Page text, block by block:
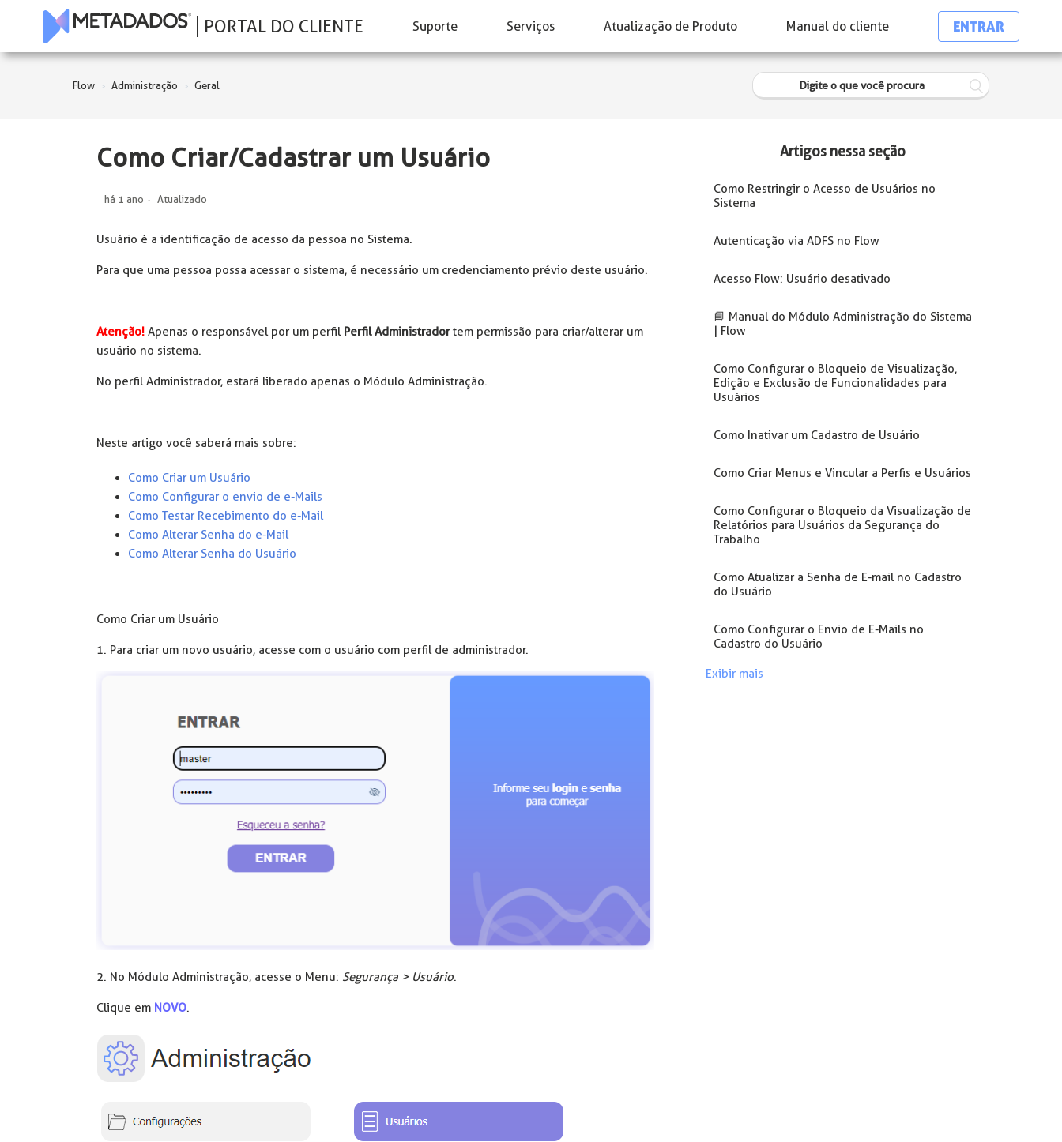
PORTAL DO CLIENTE Suporte Serviços Atualização de Produto Manual do cliente ENTRAR
Flow Administração Geral
Como Criar/Cadastrar um Usuário
há 1 ano Atualizado
Usuário é a identificação de acesso da pessoa no Sistema.
Para que uma pessoa possa acessar o sistema, é necessário um credenciamento prévio deste usuário.
Atenção! Apenas o responsável por um perfil Perfil Administradortem permissão para criar/alterar um
usuário no sistema.
No perfil Administrador, estará liberado apenas o Módulo Administração.
Neste artigo você saberá mais sobre:
Como Criar um Usuário
Como Configurar o envio de e-Mails
Como Testar Recebimento do e-Mail
Como Alterar Senha do e-Mail
Como Alterar Senha do Usuário
Como Criar um Usuário
1. Para criar um novo usuário, acesse com o usuário com perfil de administrador.
2. No Módulo Administração, acesse o Menu: Segurança > Usuário.
Clique em NOVO.
Artigos nessa seção
Como Restringir o Acesso de Usuários no
Sistema
Autenticação via ADFS no Flow
Acesso Flow: Usuário desativado
📘 Manual do Módulo Administração do Sistema
| Flow
Como Configurar o Bloqueio de Visualização,
Edição e Exclusão de Funcionalidades para
Usuários
Como Inativar um Cadastro de Usuário
Como Criar Menus e Vincular a Perfis e Usuários
Como Configurar o Bloqueio da Visualização de
Relatórios para Usuários da Segurança do
Trabalho
Como Atualizar a Senha de E-mail no Cadastro
do Usuário
Como Configurar o Envio de E-Mails no
Cadastro do Usuário
Exibir mais